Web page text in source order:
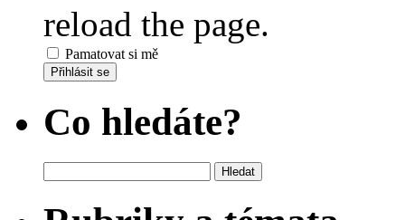
reload the page.
Pamatovat si mě
Přihlásit se
Co hledáte?